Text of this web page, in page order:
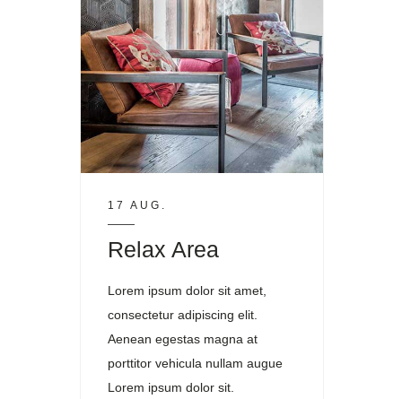
17 AUG.
Relax Area
Lorem ipsum dolor sit amet,
consectetur adipiscing elit.
Aenean egestas magna at
porttitor vehicula nullam augue
Lorem ipsum dolor sit.